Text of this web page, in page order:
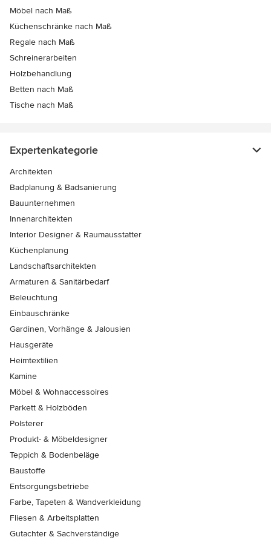
Möbel nach Maß
Küchenschränke nach Maß
Regale nach Maß
Schreinerarbeiten
Holzbehandlung
Betten nach Maß
Tische nach Maß
Expertenkategorie
Architekten
Badplanung & Badsanierung
Bauunternehmen
Innenarchitekten
Interior Designer & Raumausstatter
Küchenplanung
Landschaftsarchitekten
Armaturen & Sanitärbedarf
Beleuchtung
Einbauschränke
Gardinen, Vorhänge & Jalousien
Hausgeräte
Heimtextilien
Kamine
Möbel & Wohnaccessoires
Parkett & Holzböden
Polsterer
Produkt- & Möbeldesigner
Teppich & Bodenbeläge
Baustoffe
Entsorgungsbetriebe
Farbe, Tapeten & Wandverkleidung
Fliesen & Arbeitsplatten
Gutachter & Sachverständige